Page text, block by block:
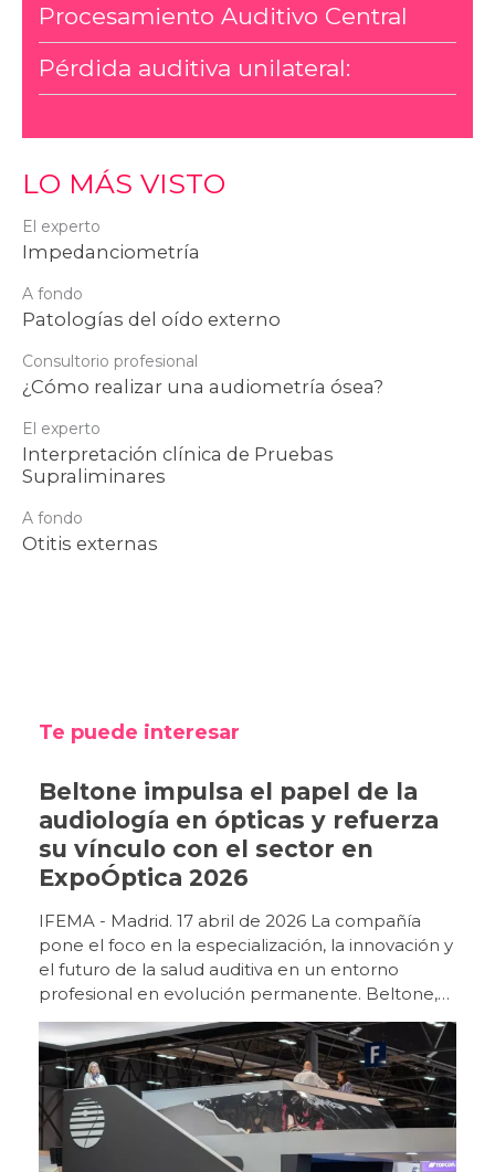
Procesamiento Auditivo Central
Pérdida auditiva unilateral:
LO MÁS VISTO
El experto
Impedanciometría
A fondo
Patologías del oído externo
Consultorio profesional
¿Cómo realizar una audiometría ósea?
El experto
Interpretación clínica de Pruebas
Supraliminares
A fondo
Otitis externas
Te puede interesar
Beltone impulsa el papel de la
audiología en ópticas y refuerza
su vínculo con el sector en
ExpoÓptica 2026
IFEMA - Madrid. 17 abril de 2026 La compañía
pone el foco en la especialización, la innovación y
el futuro de la salud auditiva en un entorno
profesional en evolución permanente. Beltone,
marca de Grupo GN, ha reforzado su
posicionamiento en ExpoÓptica 2026 como uno
de los principales impulsores de la audiología
dentro del entorno óptico, en un momento clave
para la evolución del sector. La feria, celebrada
en IFEMA Madrid, ha vuelto a reunir, en la edición
de 2026, a un perfil de visitante cualificado y ha